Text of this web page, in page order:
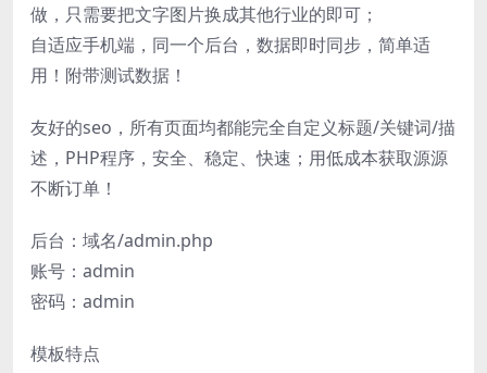
做，只需要把文字图片换成其他行业的即可；
自适应手机端，同一个后台，数据即时同步，简单适
用！附带测试数据！
友好的seo，所有页面均都能完全自定义标题/关键词/描
述，PHP程序，安全、稳定、快速；用低成本获取源源
不断订单！
后台：域名/admin.php
账号：admin
密码：admin
模板特点